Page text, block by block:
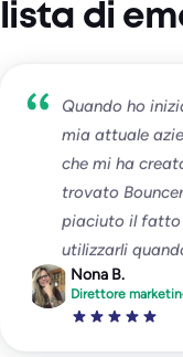
lista di
Quando ho
mia attuale
che mi ha
trovato
piaciuto il fatto
utilizzarli
Nona B.
Direttore